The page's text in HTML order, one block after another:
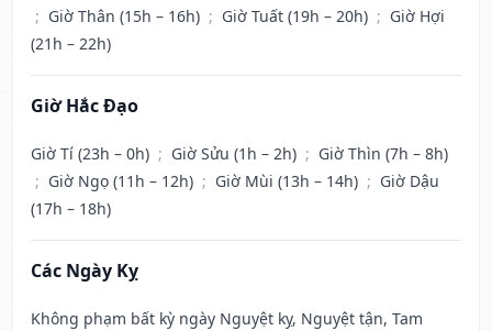
; Giờ Thân (15h – 16h) ; Giờ Tuất (19h – 20h) ; Giờ Hợi
(21h – 22h)
Giờ Hắc Đạo
Giờ Tí (23h – 0h) ; Giờ Sửu (1h – 2h) ; Giờ Thìn (7h – 8h)
; Giờ Ngọ (11h – 12h) ; Giờ Mùi (13h – 14h) ; Giờ Dậu
(17h – 18h)
Các Ngày Kỵ
Không phạm bất kỳ ngày Nguyệt kỵ, Nguyệt tận, Tam